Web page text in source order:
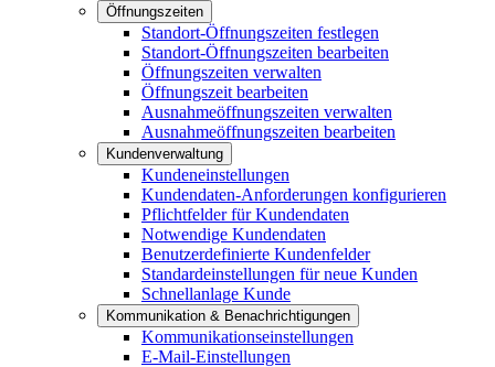
Öffnungszeiten
Standort-Öffnungszeiten festlegen
Standort-Öffnungszeiten bearbeiten
Öffnungszeiten verwalten
Öffnungszeit bearbeiten
Ausnahmeöffnungszeiten verwalten
Ausnahmeöffnungszeiten bearbeiten
Kundenverwaltung
Kundeneinstellungen
Kundendaten-Anforderungen konfigurieren
Pflichtfelder für Kundendaten
Notwendige Kundendaten
Benutzerdefinierte Kundenfelder
Standardeinstellungen für neue Kunden
Schnellanlage Kunde
Kommunikation & Benachrichtigungen
Kommunikationseinstellungen
E-Mail-Einstellungen